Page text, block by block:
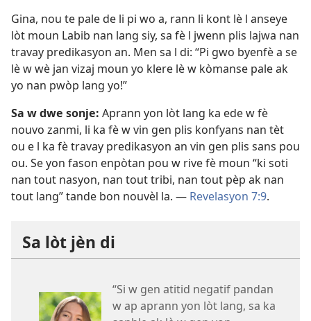
Gina, nou te pale de li pi wo a, rann li kont lè l anseye
lòt moun Labib nan lang siy, sa fè l jwenn plis lajwa nan
travay predikasyon an. Men sa l di: “Pi gwo byenfè a se
lè w wè jan vizaj moun yo klere lè w kòmanse pale ak
yo nan pwòp lang yo!”
Sa w dwe sonje: Aprann yon lòt lang ka ede w fè
nouvo zanmi, li ka fè w vin gen plis konfyans nan tèt
ou e l ka fè travay predikasyon an vin gen plis sans pou
ou. Se yon fason enpòtan pou w rive fè moun “ki soti
nan tout nasyon, nan tout tribi, nan tout pèp ak nan
tout lang” tande bon nouvèl la. — Revelasyon 7:9.
Sa lòt jèn di
“Si w gen atitid negatif pandan
w ap aprann yon lòt lang, sa ka